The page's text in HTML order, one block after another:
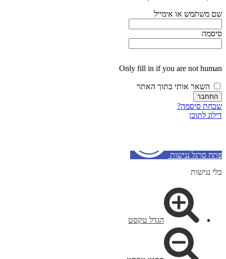
שם משתמש או אימייל
סיסמה
Only fill in if you are not human
השאר אותי בתוך האתר
שכחת סיסמה?
דילוג לתוכן
פתח סרגל נגישות
כלי נגישות
הגדל טקסט